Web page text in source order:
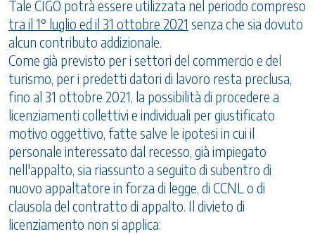
Tale CIGO potrà essere utilizzata nel periodo compreso
tra il 1° luglio ed il 31 ottobre 2021 senza che sia dovuto
alcun contributo addizionale.
Come già previsto per i settori del commercio e del
turismo, per i predetti datori di lavoro resta preclusa,
fino al 31 ottobre 2021, la possibilità di procedere a
licenziamenti collettivi e individuali per giustificato
motivo oggettivo, fatte salve le ipotesi in cui il
personale interessato dal recesso, già impiegato
nell'appalto, sia riassunto a seguito di subentro di
nuovo appaltatore in forza di legge, di CCNL o di
clausola del contratto di appalto. Il divieto di
licenziamento non si applica: